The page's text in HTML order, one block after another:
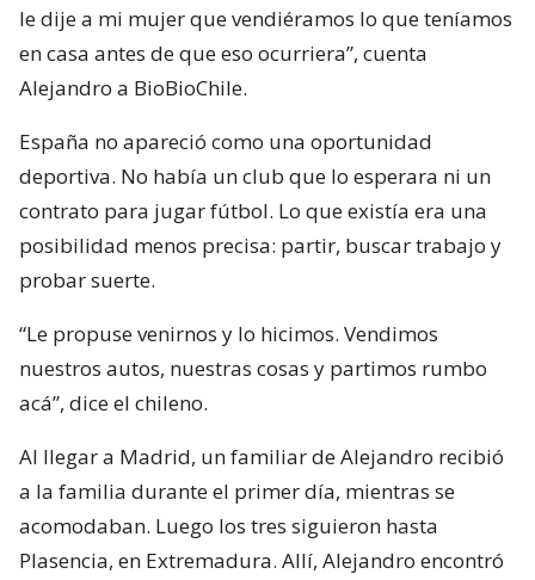
le dije a mi mujer que vendiéramos lo que teníamos
en casa antes de que eso ocurriera”, cuenta
Alejandro a BioBioChile.
España no apareció como una oportunidad
deportiva. No había un club que lo esperara ni un
contrato para jugar fútbol. Lo que existía era una
posibilidad menos precisa: partir, buscar trabajo y
probar suerte.
“Le propuse venirnos y lo hicimos. Vendimos
nuestros autos, nuestras cosas y partimos rumbo
acá”, dice el chileno.
Al llegar a Madrid, un familiar de Alejandro recibió
a la familia durante el primer día, mientras se
acomodaban. Luego los tres siguieron hasta
Plasencia, en Extremadura. Allí, Alejandro encontró